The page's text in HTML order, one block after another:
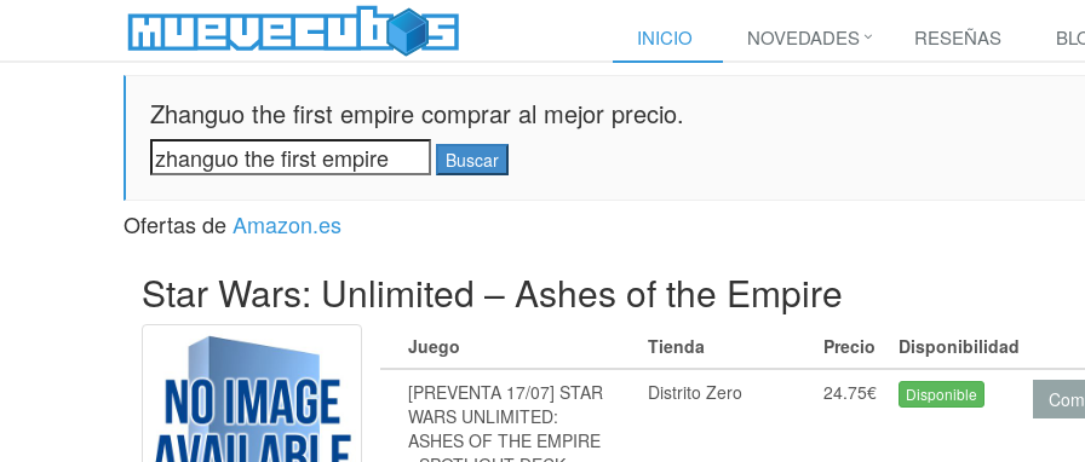
INICIO NOVEDADES RESEÑAS
Zhanguo the first empire comprar al mejor precio.
Ofertas deAmazon.es
Star Wars: Unlimited – Ashes of the Empire
Juego Tienda Precio
Disponibilidad
[PREVENTA 17/07] STAR
WARS UNLIMITED:
ASHES OF THE EMPIRE
Distrito Zero 24.75€ Disponible